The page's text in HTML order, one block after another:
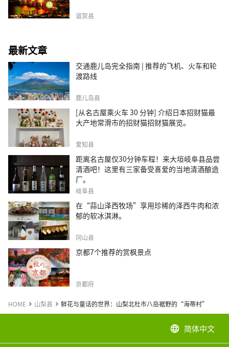
滋贺县
最新文章
交通鹿儿岛完全指南 | 推荐的飞机、火车和轮
渡路线
鹿儿岛县
[从名古屋乘火车 30 分钟] 介绍日本招财猫最
大产地常滑市的招财猫招财猫展览。
爱知县
距离名古屋仅30分钟车程！来大垣岐阜县品尝
清酒吧！这里有三家备受喜爱的当地清酒酿造
厂。
岐阜县
在“蒜山泽西牧场”享用珍稀的泽西牛肉和浓
郁的软冰淇淋。
冈山县
京都7个推荐的赏枫景点
京都府
HOME 山梨县 鲜花与童话的世界：山梨北杜市八岳裾野的“海蒂村”
language 简体中文